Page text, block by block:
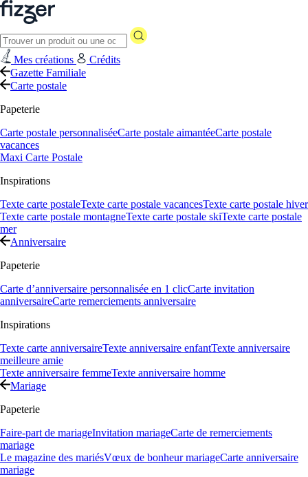
Mes créations
Crédits
Gazette Familiale
Carte postale
Papeterie
Carte postale personnaliséeCarte postale aimantéeCarte postale
vacances
Maxi Carte Postale
Inspirations
Texte carte postaleTexte carte postale vacancesTexte carte postale hiver
Texte carte postale montagneTexte carte postale skiTexte carte postale
mer
Anniversaire
Papeterie
Carte d’anniversaire personnalisée en 1 clicCarte invitation
anniversaireCarte remerciements anniversaire
Inspirations
Texte carte anniversaireTexte anniversaire enfantTexte anniversaire
meilleure amie
Texte anniversaire femmeTexte anniversaire homme
Mariage
Papeterie
Faire-part de mariageInvitation mariageCarte de remerciements
mariage
Le magazine des mariésVœux de bonheur mariageCarte anniversaire
mariage